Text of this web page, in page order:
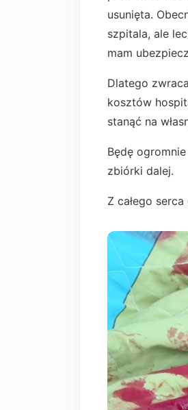
usunięta.
szpitala, ale
mam
Dlatego
kosztów
stanąć na
Będę
zbiórki dalej.
Z całego